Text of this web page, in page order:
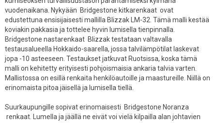
vuodenaikana. Nykyään Bridgestone kitkarenkaat ovat
edustettuna ensisijaisesti mallilla Blizzak LM-32. Tämä malli kestää
koviakin pakkasia ja tottelee hyvin lumisella tienpinnalla.
Bridgestone nastarenkaat Blizzak testataan valtavalla
testausalueella Hokkaido-saarella, jossa talvilämpötilat laskevat
jopa -10 asteeseen. Testaukset jatkuvat Ruotsissa, koska tämä
malli on kehitetty erityisesti pohjoismaisia ankaria talvia varten.
Mallistossa on esillä renkaita henkilöautoille ja maastureille. Niillä on
erinomaista pitoa jäisellä ja lumisella tiellä.
Suurkaupungille sopivat erinomaisesti Bridgestone Noranza
renkaat. Lumella ja jäällä ne eivät voi vielä kilpailla alan johtavien